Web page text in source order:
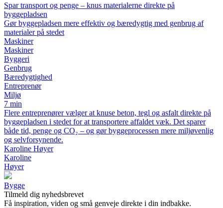
Spar transport og penge – knus materialerne direkte på
byggepladsen
Gør byggepladsen mere effektiv og bæredygtig med genbrug af
materialer på stedet
Maskiner
Maskiner
Byggeri
Genbrug
Bæredygtighed
Entreprenør
Miljø
7 min
Flere entreprenører vælger at knuse beton, tegl og asfalt direkte på
byggepladsen i stedet for at transportere affaldet væk. Det sparer
både tid, penge og CO₂ – og gør byggeprocessen mere miljøvenlig
og selvforsynende.
Karoline Høyer
Karoline
Høyer
Bygge
Tilmeld dig nyhedsbrevet
Få inspiration, viden og små genveje direkte i din indbakke.